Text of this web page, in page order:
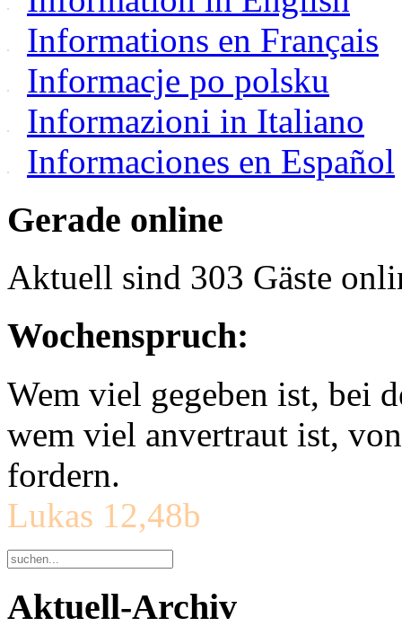
Informations en Français
Informacje po polsku
Informazioni in Italiano
Informaciones en Español
Gerade online
Aktuell sind 303 Gäste
Wochenspruch:
Wem viel gegeben ist, bei
wem viel anvertraut ist,
fordern.
Lukas 12,48b
Aktuell-Archiv